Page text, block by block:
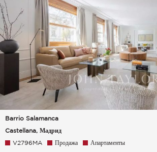
Barrio Salamanca
Castellana, Мадрид
V2796MA Продажа Апартаменты